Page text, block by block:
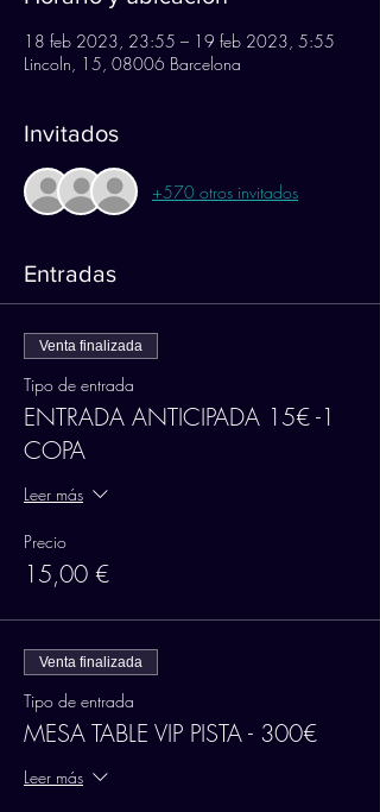
18 feb 2023, 23:55 – 19 feb 2023, 5:55
Lincoln, 15, 08006 Barcelona
Invitados
+570 otros invitados
Entradas
Venta finalizada
Tipo de entrada
ENTRADA ANTICIPADA 15€ -1
COPA
Leer más
Precio
15,00 €
Venta finalizada
Tipo de entrada
MESA TABLE VIP PISTA - 300€
Leer más